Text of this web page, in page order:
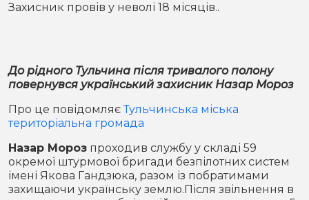
Відео
Конфлікти
Партнери
Спорт
Історія
Спорт
Футбол
Контакти
Захисник провів у неволі 18 місяців..
До рідного Тульчина після тривалого полону
повернувся український захисник Назар Мороз
Про це повідомляєТульчинська міська
територіальна громада
Назар Мороз проходив службу у складі 59
окремої штурмової бригади безпілотних систем
імені Якова Гандзюка, разом із побратимами
захищаючи українську землю.Після звільнення в